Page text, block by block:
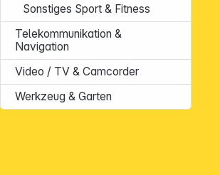
Sonstiges Sport & Fitness
Telekommunikation &
Navigation
Video / TV & Camcorder
Werkzeug & Garten